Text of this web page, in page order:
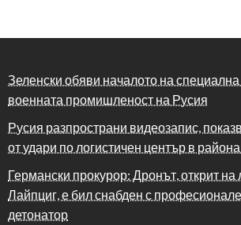
Зеленски обяви началото на
военната промишленост на Русия
Русия разпространи видеозапис,
от удари по логистичен център в
Германски прокурор: Дронът, открит на
Лайпциг, е бил снабден с
детонатор